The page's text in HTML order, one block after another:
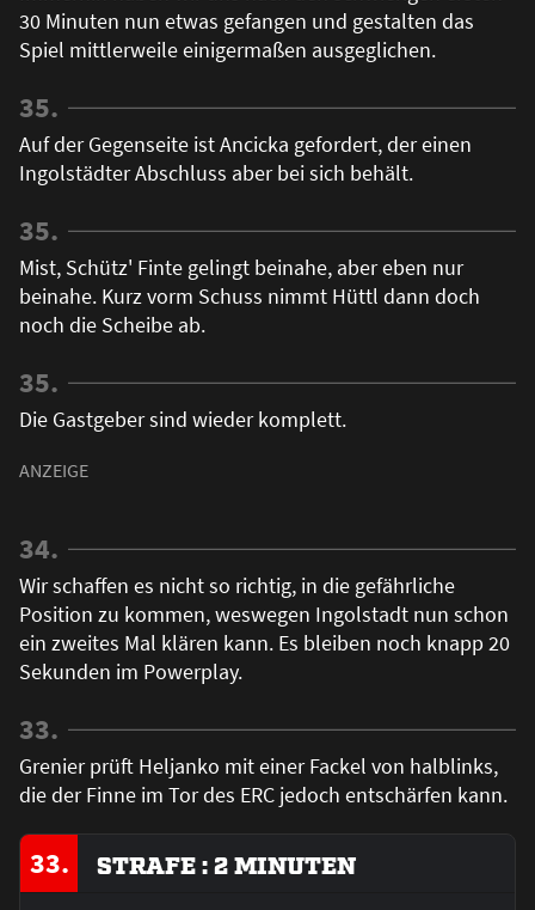
30 Minuten nun etwas gefangen und gestalten das
Spiel mittlerweile einigermaßen ausgeglichen.
35.
Auf der Gegenseite ist Ancicka gefordert, der einen
Ingolstädter Abschluss aber bei sich behält.
35.
Mist, Schütz' Finte gelingt beinahe, aber eben nur
beinahe. Kurz vorm Schuss nimmt Hüttl dann doch
noch die Scheibe ab.
35.
Die Gastgeber sind wieder komplett.
34.
Wir schaffen es nicht so richtig, in die gefährliche
Position zu kommen, weswegen Ingolstadt nun schon
ein zweites Mal klären kann. Es bleiben noch knapp 20
Sekunden im Powerplay.
33.
Grenier prüft Heljanko mit einer Fackel von halblinks,
die der Finne im Tor des ERC jedoch entschärfen kann.
33. STRAFE : 2 MINUTEN